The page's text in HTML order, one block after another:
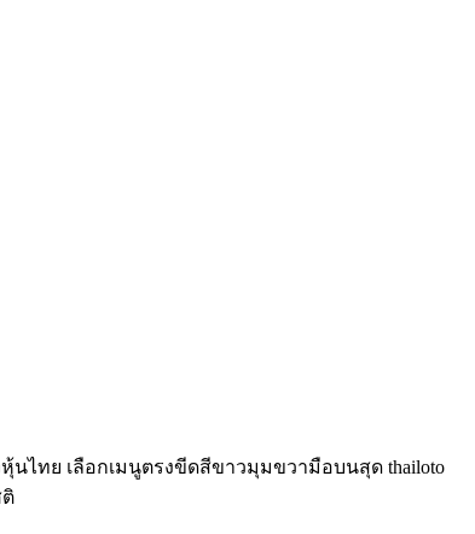
ไทย เลือกเมนูตรงขีดสีขาวมุมขวามือบนสุด thailoto